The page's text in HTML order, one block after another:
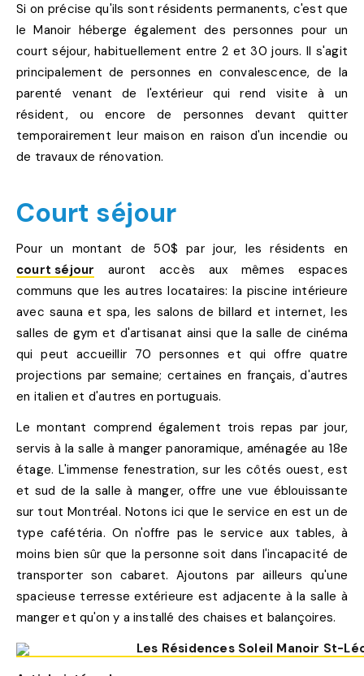
Si on précise qu'ils sont résidents permanents, c'est que
le Manoir héberge également des personnes pour un
court séjour, habituellement entre 2 et 30 jours. Il s'agit
principalement de personnes en convalescence, de la
parenté venant de l'extérieur qui rend visite à un
résident, ou encore de personnes devant quitter
temporairement leur maison en raison d'un incendie ou
de travaux de rénovation.
Court séjour
Pour un montant de 50$ par jour, les résidents en
court séjour auront accès aux mêmes espaces
communs que les autres locataires: la piscine intérieure
avec sauna et spa, les salons de billard et internet, les
salles de gym et d'artisanat ainsi que la salle de cinéma
qui peut accueillir 70 personnes et qui offre quatre
projections par semaine; certaines en français, d'autres
en italien et d'autres en portuguais.
Le montant comprend également trois repas par jour,
servis à la salle à manger panoramique, aménagée au 18e
étage. L'immense fenestration, sur les côtés ouest, est
et sud de la salle à manger, offre une vue éblouissante
sur tout Montréal. Notons ici que le service en est un de
type cafétéria. On n'offre pas le service aux tables, à
moins bien sûr que la personne soit dans l'incapacité de
transporter son cabaret. Ajoutons par ailleurs qu'une
spacieuse terresse extérieure est adjacente à la salle à
manger et qu'on y a installé des chaises et balançoires.